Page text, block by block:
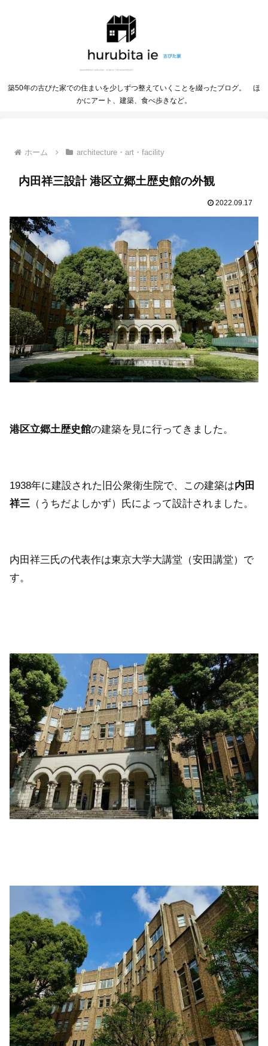
築50年の古びた家での住まいを少しずつ整えていくことを綴ったブログ。 ほ
かにアート、建築、食べ歩きなど。
ホーム architecture・art・facility
内田祥三設計 港区立郷土歴史館の外観
2022.09.17
港区立郷土歴史館の建築を見に行ってきました。
1938年に建設された旧公衆衛生院で、この建築は内田
祥三 （うちだよしかず）氏によって設計されました。
内田祥三氏の代表作は東京大学大講堂（安田講堂）で
す。